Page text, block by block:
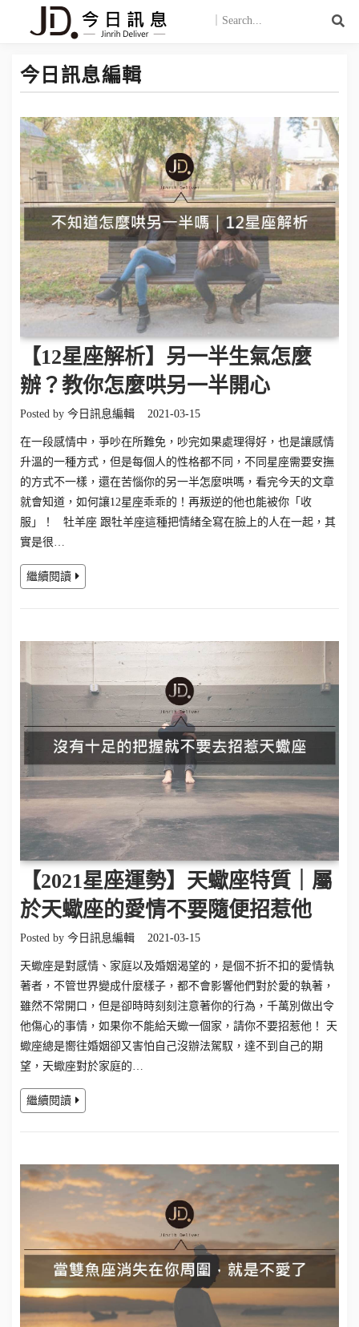
今日訊息編輯
【12星座解析】另一半生氣怎麼
辦？教你怎麼哄另一半開心
Posted by 今日訊息編輯 2021-03-15
在一段感情中，爭吵在所難免，吵完如果處理得好，也是讓感情
升溫的一種方式，但是每個人的性格都不同，不同星座需要安撫
的方式不一樣，還在苦惱你的另一半怎麼哄嗎，看完今天的文章
就會知道，如何讓12星座乖乖的！再叛逆的他也能被你「收
服」！ 牡羊座 跟牡羊座這種把情緒全寫在臉上的人在一起，其
實是很…
繼續閱讀
【2021星座運勢】天蠍座特質｜屬
於天蠍座的愛情不要隨便招惹他
Posted by 今日訊息編輯 2021-03-15
天蠍座是對感情、家庭以及婚姻渴望的，是個不折不扣的愛情執
著者，不管世界變成什麼樣子，都不會影響他們對於愛的執著，
雖然不常開口，但是卻時時刻刻注意著你的行為，千萬別做出令
他傷心的事情，如果你不能給天蠍一個家，請你不要招惹他！ 天
蠍座總是嚮往婚姻卻又害怕自己沒辦法駕馭，達不到自己的期
望，天蠍座對於家庭的…
繼續閱讀